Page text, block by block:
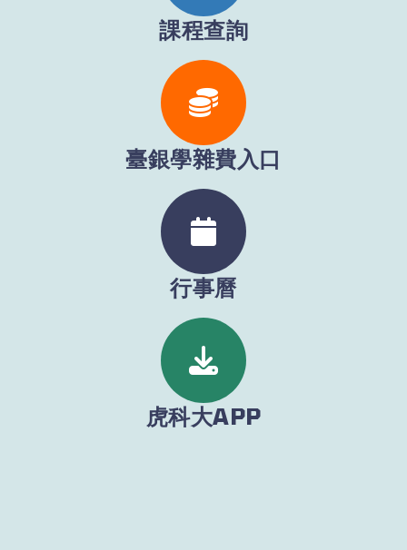
課程查詢
臺銀學雜費入口
日期：
行事曆
下載檔案：
虎科大APP